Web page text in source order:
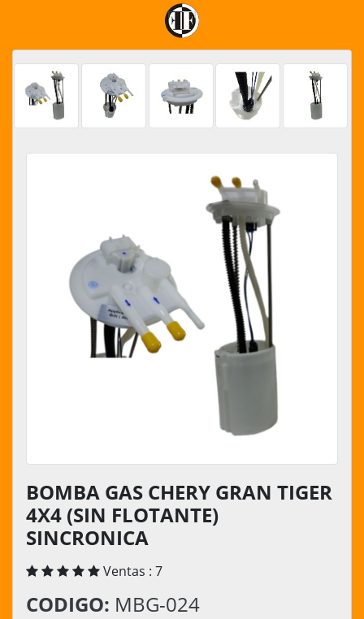
BOMBA GAS CHERY GRAN TIGER
4X4 (SIN FLOTANTE)
SINCRONICA
Ventas : 7
CODIGO: MBG-024